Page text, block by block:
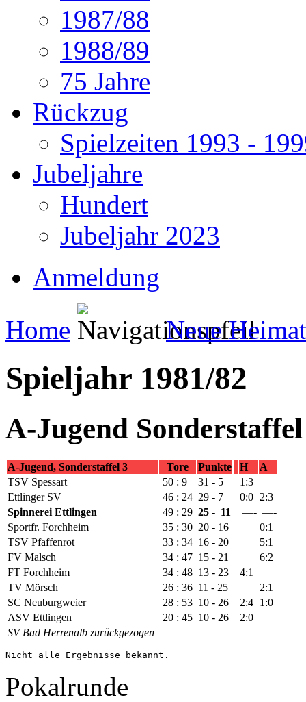
1987/88
1988/89
75 Jahre
Rückzug
Spielzeiten 1993 -
Jubeljahre
Hundert
Jubeljahr 2023
Anmeldung
Home
Neue Heimat
Spieljahr 1981/82
A-Jugend
A-Jugend, Sonderstaffel 3 Tore Punkte H
A
TSV Spessart
50 : 9 31 - 5
1:3
Ettlinger SV
46 : 24 29 - 7 0:0 2:3
Spinnerei Ettlingen
49 : 29 25 - 11 —- —-
Sportfr. Forchheim
35 : 30 20 - 16
0:1
TSV Pfaffenrot
33 : 34 16 - 20
5:1
FV Malsch
34 : 47 15 - 21
6:2
FT Forchheim
34 : 48 13 - 23
4:1
TV Mörsch
26 : 36 11 - 25
2:1
SC Neuburgweier
28 : 53 10 - 26 2:4 1:0
ASV Ettlingen
20 : 45 10 - 26
2:0
SV Bad Herrenalb zurückgezogen
Nicht alle Ergebnisse bekannt.
Pokalrunde